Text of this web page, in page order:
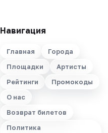
Навигация
Главная
Города
Площадки
Артисты
Рейтинги
Промокоды
О нас
Возврат билетов
Политика